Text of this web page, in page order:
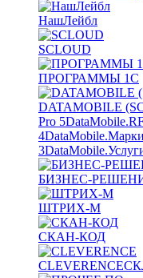
НашЛейбл
SCLOUD
ПРОГРАММЫ 1С
DATAMOBILE
Pro 5
4
3
БИЗНЕС-
ШТРИХ-М
СКАН-КОД
CLEVERENCE